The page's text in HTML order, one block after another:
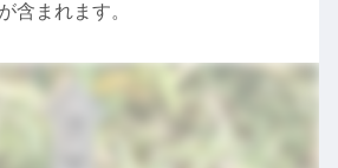
含まれます。